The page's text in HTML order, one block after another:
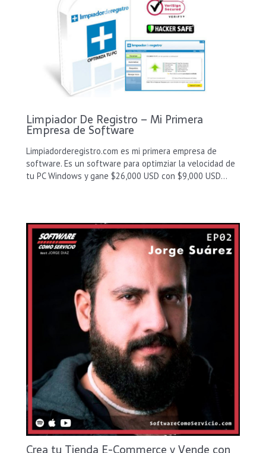
Limpiador De Registro – Mi Primera
Empresa de Software
Limpiadorderegistro.com es mi primera empresa de
software. Es un software para optimziar la velocidad de
tu PC Windows y gane $26,000 USD con $9,000 USD…